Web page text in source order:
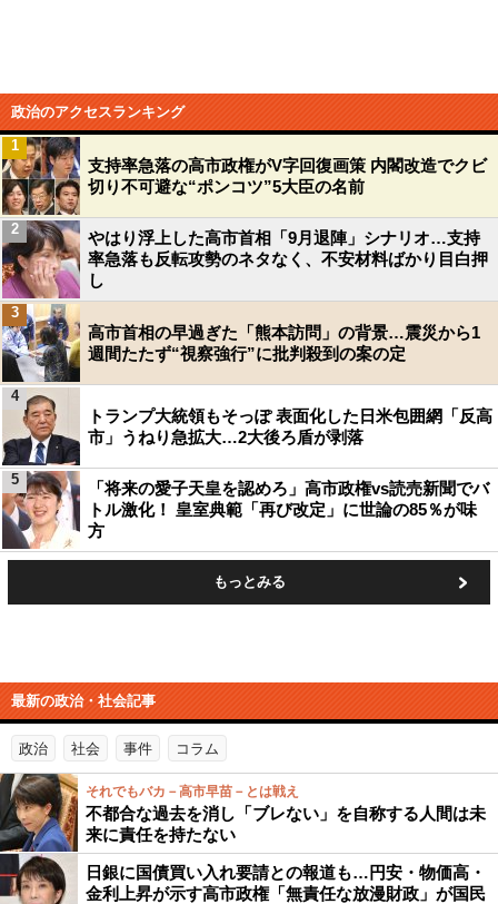
政治のアクセスランキング
支持率急落の高市政権がV字回復画策 内閣改造でクビ
切り不可避な“ポンコツ”5大臣の名前
1
やはり浮上した高市首相「9月退陣」シナリオ…支持
率急落も反転攻勢のネタなく、不安材料ばかり目白押
し
2
高市首相の早過ぎた「熊本訪問」の背景…震災から1
週間たたず“視察強行”に批判殺到の案の定
3
トランプ大統領もそっぽ 表面化した日米包囲網「反高
市」うねり急拡大…2大後ろ盾が剥落
4
「将来の愛子天皇を認めろ」高市政権vs読売新聞でバ
トル激化！ 皇室典範「再び改定」に世論の85％が味
方
5
もっとみる
最新の政治・社会記事
政治 社会 事件 コラム
それでもバカ－高市早苗－とは戦え
不都合な過去を消し「ブレない」を自称する人間は未
来に責任を持たない
日銀に国債買い入れ要請との報道も…円安・物価高・
金利上昇が示す高市政権「無責任な放漫財政」が国民